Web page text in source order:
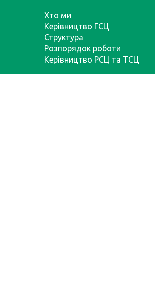
Хто ми
Керівництво ГСЦ
Структура
Розпорядок роботи
Керівництво РСЦ та ТСЦ